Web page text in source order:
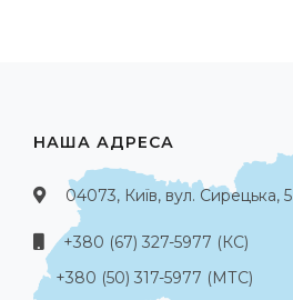
НАША АДРЕСА
04073, Київ, вул. Сирецька, 5
+380 (67) 327-5977 (КС)
+380 (50) 317-5977 (МТС)